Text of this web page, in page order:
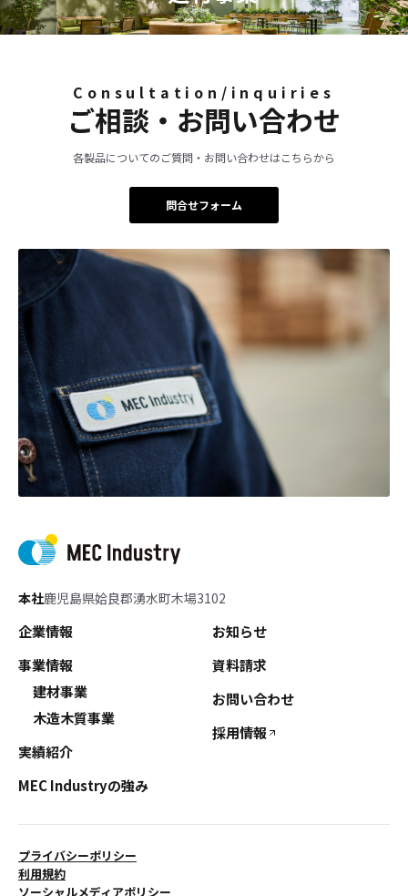
Consultation/inquiries
ご相談・お問い合わせ
各製品についてのご質問・お問い合わせはこちらから
問合せフォーム
本社鹿児島県姶良郡湧水町木場3102
企業情報
事業情報
建材事業
木造木質事業
実績紹介
MEC Industryの強み
お知らせ
資料請求
お問い合わせ
採用情報
プライバシーポリシー
利用規約
ソーシャルメディアポリシー